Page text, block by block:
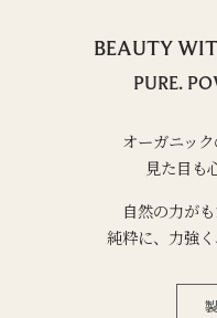
BEAUTY
PURE.
オーガニック
見た目も
自然の力が
純粋に、力強